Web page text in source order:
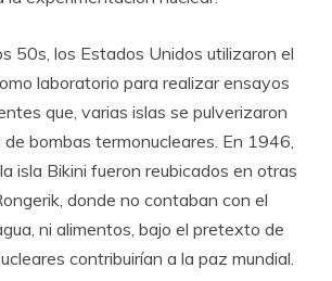
50s, los Estados Unidos utilizaron el
laboratorio para realizar ensayos
que, varias islas se pulverizaron
bombas termonucleares. En 1946,
isla Bikini fueron reubicados en otras
donde no contaban con el
ni alimentos, bajo el pretexto de
contribuirían a la paz mundial.